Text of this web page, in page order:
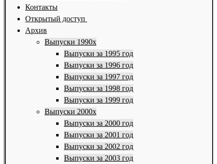
Контакты
Открытый доступ
Архив
Выпуски 1990х
Выпуски за 1995 год
Выпуски за 1996 год
Выпуски за 1997 год
Выпуски за 1998 год
Выпуски за 1999 год
Выпуски 2000х
Выпуски за 2000 год
Выпуски за 2001 год
Выпуски за 2002 год
Выпуски за 2003 год